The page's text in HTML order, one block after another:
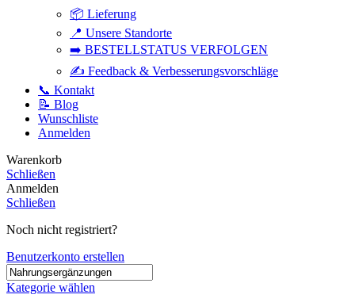
📦 Lieferung
📍 Unsere Standorte
➡️ BESTELLSTATUS VERFOLGEN
✍️ Feedback & Verbesserungsvorschläge
📞 Kontakt
📝 Blog
Wunschliste
Anmelden
Warenkorb
Schließen
Anmelden
Schließen
Noch nicht registriert?
Benutzerkonto erstellen
Kategorie wählen